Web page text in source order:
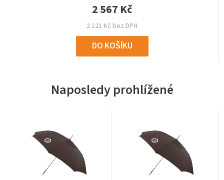
2 121 Kč bez DPH
2 567 Kč
DO KOŠÍKU
Naposledy prohlížené